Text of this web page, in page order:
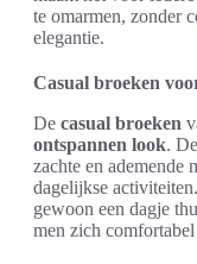
te omarmen, zonder
elegantie.
Casual broeken
De casual broeken
ontspannen look.
zachte en ademende
dagelijkse
gewoon een dagje
men zich